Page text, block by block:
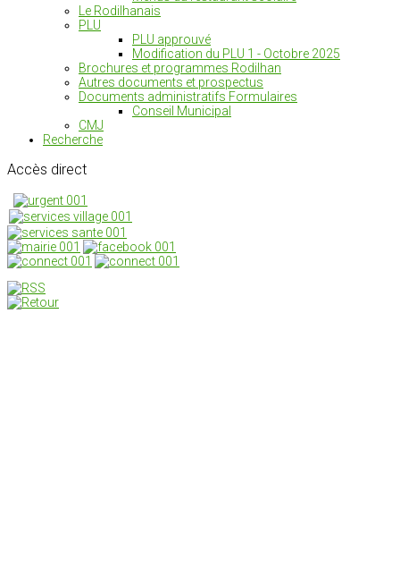
Le Rodilhanais
PLU
PLU approuvé
Modification du PLU 1 - Octobre 2025
Brochures et programmes Rodilhan
Autres documents et prospectus
Documents administratifs Formulaires
Conseil Municipal
CMJ
Recherche
Accès direct